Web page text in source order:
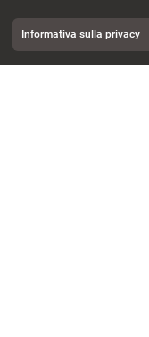
Informativa sulla privacy